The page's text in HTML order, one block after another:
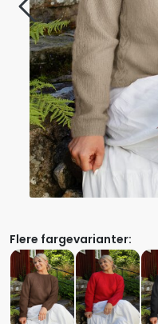
Flere fargevarianter: